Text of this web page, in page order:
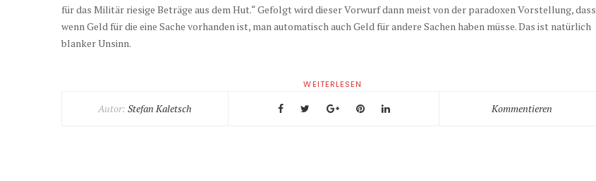
für das Militär riesige Beträge aus dem Hut.“ Gefolgt wird dieser Vorwurf dann meist von der paradoxen Vorstellung, dass
wenn Geld für die eine Sache vorhanden ist, man automatisch auch Geld für andere Sachen haben müsse. Das ist natürlich
blanker Unsinn.
WEITERLESEN
Autor: Stefan Kaletsch Kommentieren